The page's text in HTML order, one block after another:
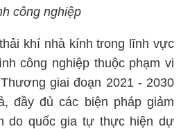
công nghiệp
khí nhà kính trong lĩnh vực
công nghiệp thuộc phạm vi
giai đoạn 2021 - 2030
đầy đủ các biện pháp giảm
do quốc gia tự thực hiện dự